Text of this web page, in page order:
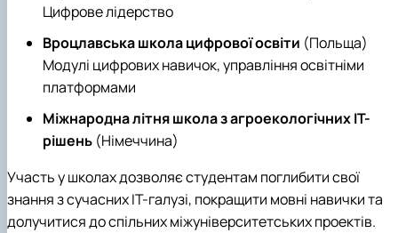
Цифрове лідерство
Вроцлавська школа цифрової освіти (Польща)
Модулі цифрових навичок, управління освітніми
платформами
Міжнародна літня школа з агроекологічних ІТ-
рішень (Німеччина)
Участь у школах дозволяє студентам поглибити свої
знання з сучасних ІТ-галузі, покращити мовні навички та
долучитися до спільних міжуніверситетських проектів.